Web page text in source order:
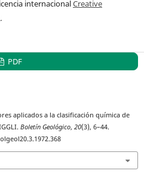
internacionalCreative
.
PDF
aplicados a la clasificación química de
Boletín Geológico,20(3), 6–44.